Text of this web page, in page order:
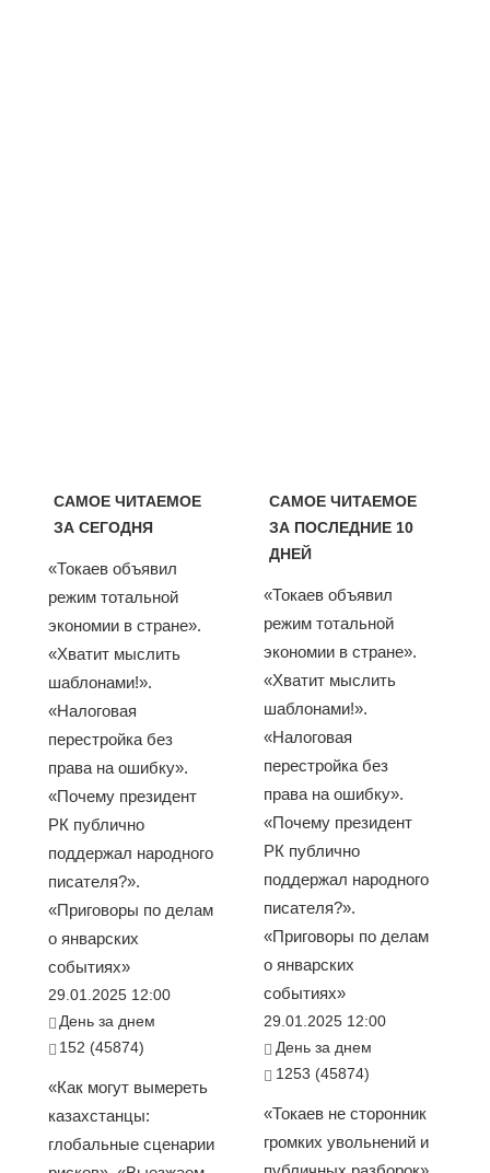
САМОЕ ЧИТАЕМОЕ
ЗА СЕГОДНЯ
«Токаев объявил
режим тотальной
экономии в стране».
«Хватит мыслить
шаблонами!».
«Налоговая
перестройка без
права на ошибку».
«Почему президент
РК публично
поддержал народного
писателя?».
«Приговоры по делам
о январских
событиях»
29.01.2025 12:00
День за днем
152 (45874)
«Как могут вымереть
казахстанцы:
глобальные сценарии
САМОЕ ЧИТАЕМОЕ
ЗА ПОСЛЕДНИЕ 10
ДНЕЙ
«Токаев объявил
режим тотальной
экономии в стране».
«Хватит мыслить
шаблонами!».
«Налоговая
перестройка без
права на ошибку».
«Почему президент
РК публично
поддержал народного
писателя?».
«Приговоры по делам
о январских
событиях»
29.01.2025 12:00
День за днем
1253 (45874)
«Токаев не сторонник
громких увольнений и